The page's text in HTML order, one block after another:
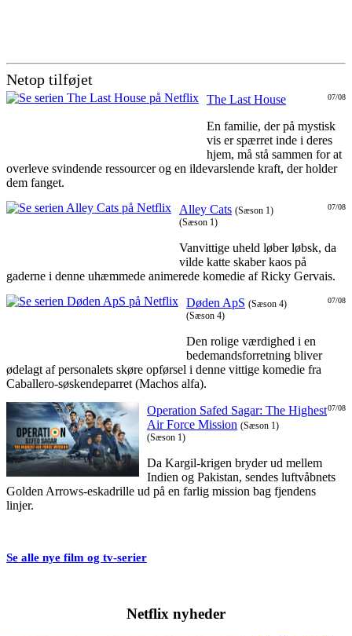
Netop tilføjet
07/08
The Last House
En familie, der på mystisk
vis er spærret inde i deres
hjem, må stå sammen for at
overleve svindende ressourcer og en ildevarslende kraft, der holder
dem fanget.
07/08
Alley Cats (Sæson 1)
(Sæson 1)
Vanvittige uheld løber løbsk, da
vilde katte skaber kaos på
gaderne i denne uhæmmede animerede komedie af Ricky Gervais.
07/08
Døden ApS (Sæson 4)
(Sæson 4)
Den rolige værdighed i en
bedemandsforretning bliver
ødelagt af personalets skøre opførsel i denne vittige komedie fra
Caballero-søskendeparret (Machos alfa).
07/08
Operation Safed Sagar: The Highest
Air Force Mission (Sæson 1)
(Sæson 1)
Da Kargil-krigen bryder ud mellem
Indien og Pakistan, sendes luftvåbnets
Golden Arrows-eskadrille ud på en farlig mission bag fjendens
linjer.
Se alle nye film og tv-serier
Netflix nyheder